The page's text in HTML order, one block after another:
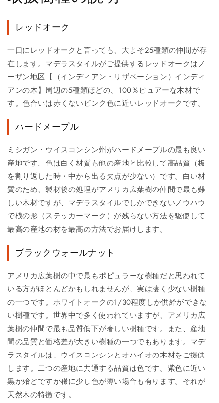
レッドオーク
一口にレッドオークと言っても、大よそ25種類の仲間が存
在します。マデラスタイルがご提供するレッドオークはノ
ーザン地区【（インディアン・リザベーション）インディ
アンの木】周辺の5種類ほどの、100％ピュアーな木材で
す。色合いは赤くないピンク色に近いレッドオークです。
ハードメープル
ミシガン・ウイスコンシン州がハードメープルの最も良い
産地です。色は白く材質も他の産地と比較して高品質（板
を割り返した時・中から出る欠点が少ない）です。白い材
質のため、製材後の処理がアメリカ広葉樹の仲間で最も難
しい木材ですが、マデラスタイルでしかできないノウハウ
で桟の形（ステッカーマーク）が残らない方法を駆使して
最高の産地の材を最高の方法でお届けします。
ブラックウォールナット
アメリカ広葉樹の中で最もポピュラーな樹種だと思われて
いる方がほとんどかもしれませんが、実は凄く少ない樹種
の一つです。ホワイトオークの1/30程度しか供給ができな
い樹種です。世界中で多く使われていますが、アメリカ広
葉樹の仲間で最も品質低下が著しい樹種です。また、産地
間の品質と価格差が大きい樹種の一つでもあります。マデ
ラスタイルは、ウイスコンシンとオハイオの木材をご提供
します。二つの産地に共通する品質は色です。紫色に近い
黒が殆どですが稀に少し色が薄い場合も有ります。それが
天然木の特徴です。